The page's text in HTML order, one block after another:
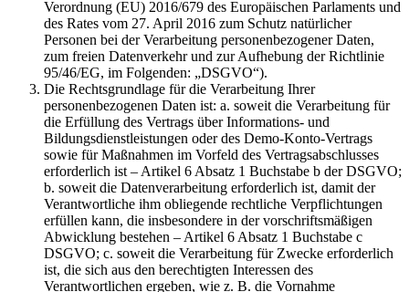
Verordnung (EU) 2016/679 des Europäischen Parlaments und
des Rates vom 27. April 2016 zum Schutz natürlicher
Personen bei der Verarbeitung personenbezogener Daten,
zum freien Datenverkehr und zur Aufhebung der Richtlinie
95/46/EG, im Folgenden: „DSGVO“).
Die Rechtsgrundlage für die Verarbeitung Ihrer
personenbezogenen Daten ist: a. soweit die Verarbeitung für
die Erfüllung des Vertrags über Informations- und
Bildungsdienstleistungen oder des Demo-Konto-Vertrags
sowie für Maßnahmen im Vorfeld des Vertragsabschlusses
erforderlich ist – Artikel 6 Absatz 1 Buchstabe b der DSGVO;
b. soweit die Datenverarbeitung erforderlich ist, damit der
Verantwortliche ihm obliegende rechtliche Verpflichtungen
erfüllen kann, die insbesondere in der vorschriftsmäßigen
Abwicklung bestehen – Artikel 6 Absatz 1 Buchstabe c
DSGVO; c. soweit die Verarbeitung für Zwecke erforderlich
ist, die sich aus den berechtigten Interessen des
Verantwortlichen ergeben, wie z. B. die Vornahme